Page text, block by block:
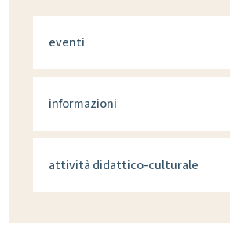
eventi
informazioni
attività didattico-culturale